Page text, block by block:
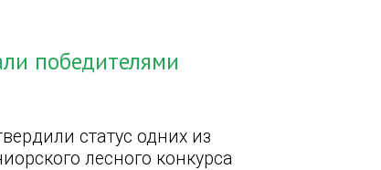
победителями
статус одних из
лесного конкурса